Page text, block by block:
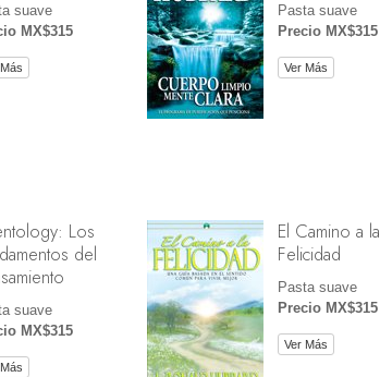
Los Fundamentos de la Organización
Los Fundamentos de las Relaciones
Públicas
suave
MX$315
Pasta suave
Precio MX$315
Ver Más
Los
del
suave
MX$315
El Camino a la
Felicidad
Pasta suave
Precio MX$315
Ver Más